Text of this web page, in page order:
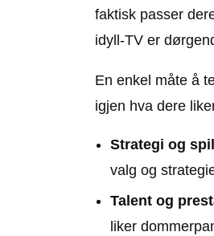
faktisk passer
idyll-TV er
En enkel måte å
igjen hva dere
Strategi og
valg og
Talent og
liker